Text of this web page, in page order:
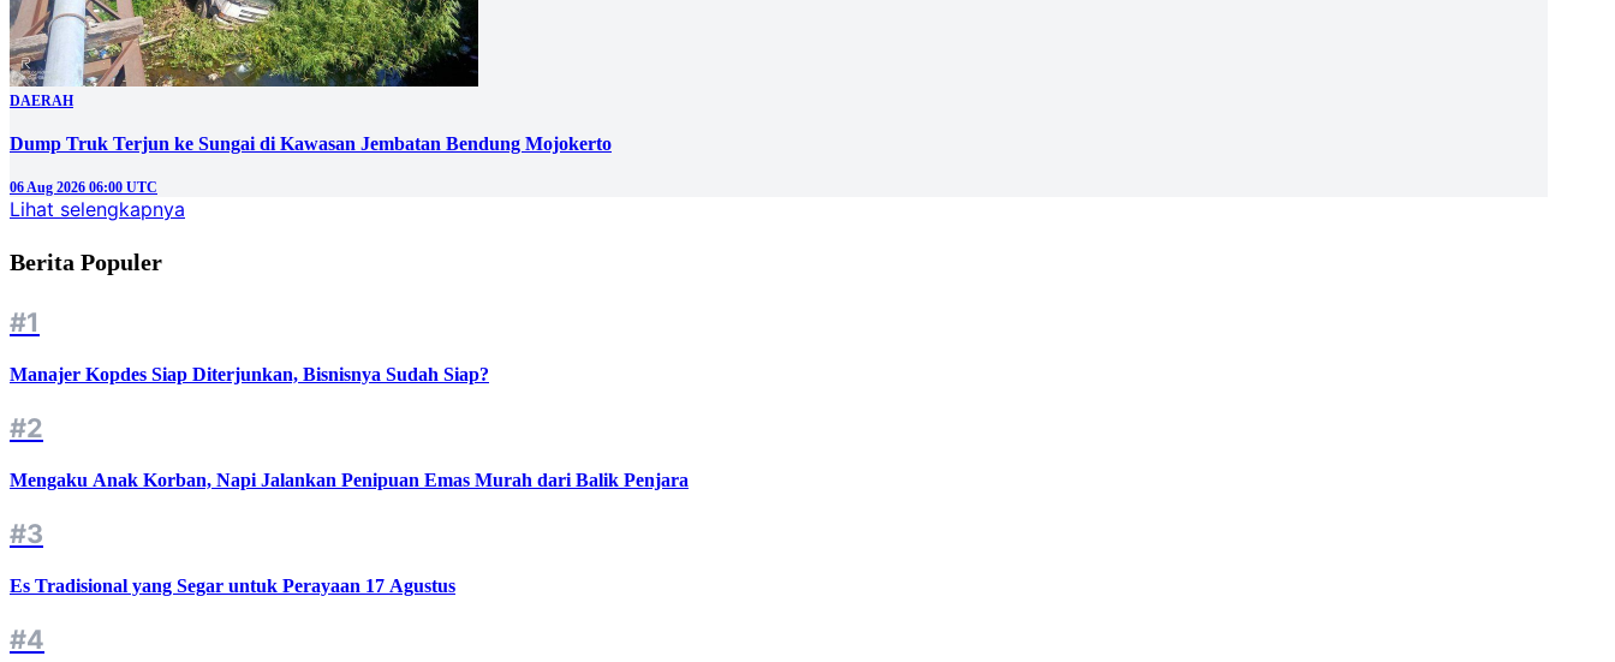
DAERAH
Dump Truk Terjun ke Sungai di Kawasan Jembatan Bendung Mojokerto
06 Aug 2026 06:00 UTC
Lihat selengkapnya
Berita Populer
#1
Manajer Kopdes Siap Diterjunkan, Bisnisnya Sudah Siap?
#2
Mengaku Anak Korban, Napi Jalankan Penipuan Emas Murah dari Balik Penjara
#3
Es Tradisional yang Segar untuk Perayaan 17 Agustus
#4